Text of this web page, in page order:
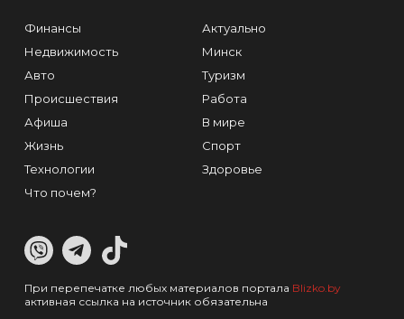
Финансы
Недвижимость
Авто
Происшествия
Афиша
Жизнь
Технологии
Что почем?
Актуально
Минск
Туризм
Работа
В мире
Спорт
Здоровье
При перепечатке любых материалов портала Blizko.by
активная ссылка на источник обязательна